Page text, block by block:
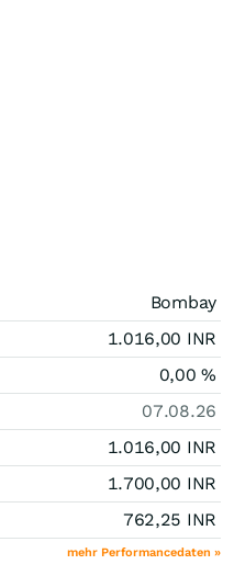
Bombay
1.016,00 INR
0,00%
07.08.26
1.016,00 INR
1.700,00 INR
762,25 INR
mehr Performancedaten »